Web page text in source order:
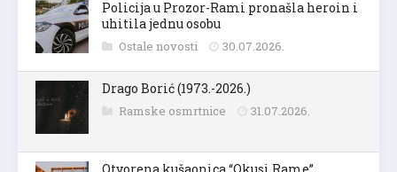
Policija u Prozor-Rami pronašla heroin i
uhitila jednu osobu
Ostale novosti 30.07.2026.
Drago Borić (1973.-2026.)
Ramske osmrtnice 31.07.2026.